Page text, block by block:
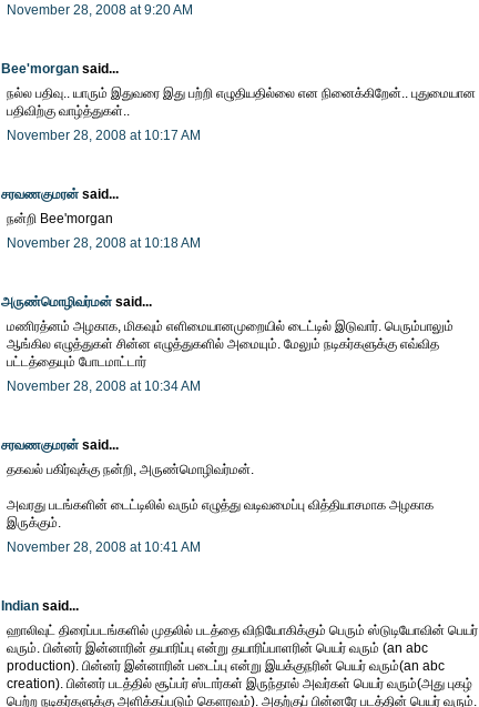
November 28, 2008 at 9:20 AM
Bee'morgan said...
நல்ல பதிவு.. யாரும் இதுவரை இது பற்றி எழுதியதில்லை என நினைக்கிறேன்.. புதுமையான
பதிவிற்கு வாழ்த்துகள்..
November 28, 2008 at 10:17 AM
சரவணகுமரன் said...
நன்றி Bee'morgan
November 28, 2008 at 10:18 AM
அருண்மொழிவர்மன் said...
மணிரத்னம் அழகாக, மிகவும் எளிமையானமுறையில் டைட்டில் இடுவார். பெரும்பாலும்
ஆங்கில எழுத்துகள் சின்ன எழுத்துகளில் அமையும். மேலும் நடிகர்களுக்கு எவ்வித
பட்டத்தையும் போடமாட்டார்
November 28, 2008 at 10:34 AM
சரவணகுமரன் said...
தகவல் பகிர்வுக்கு நன்றி, அருண்மொழிவர்மன்.
அவரது படங்களின் டைட்டிலில் வரும் எழுத்து வடிவமைப்பு வித்தியாசமாக அழகாக
இருக்கும்.
November 28, 2008 at 10:41 AM
Indian said...
ஹாலிவுட் திரைப்படங்களில் முதலில் படத்தை விநியோகிக்கும் பெரும் ஸ்டுடியோவின் பெயர்
வரும். பின்னர் இன்னாரின் தயாரிப்பு என்று தயாரிப்பாளரின் பெயர் வரும் (an abc
production). பின்னர் இன்னாரின் படைப்பு என்று இயக்குநரின் பெயர் வரும்(an abc
creation). பின்னர் படத்தில் சூப்பர் ஸ்டார்கள் இருந்தால் அவர்கள் பெயர் வரும்(அது புகழ்
பெற்ற நடிகர்களுக்கு அளிக்கப்படும் கௌரவம்). அதற்குப் பின்னரே படத்தின் பெயர் வரும்.